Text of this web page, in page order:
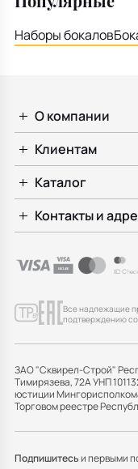
Наборы бокалов
О компании
Клиентам
Каталог
Контакты и
Все надлежащие
подтверждению
ЗАО "Сквирел-Строй"
Тимирязева, 72А УНП
юстиции
Торговом реестре
Подпишитесьи первыми